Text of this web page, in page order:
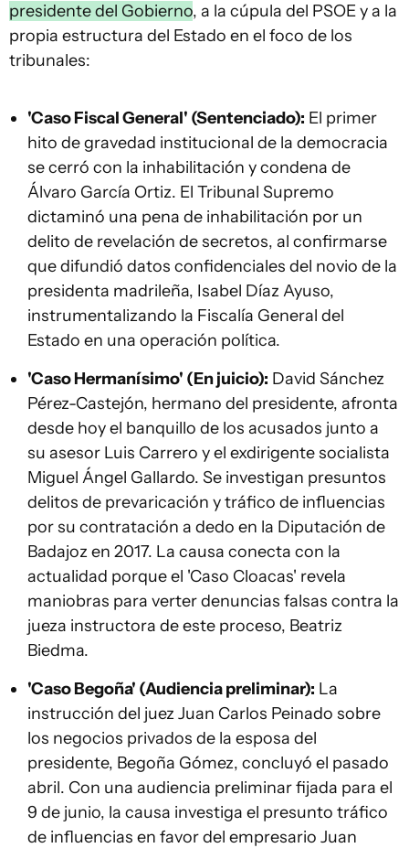
presidente del Gobierno, a la cúpula del PSOE y a la
propia estructura del Estado en el foco de los
tribunales:
'Caso Fiscal General' (Sentenciado): El primer
hito de gravedad institucional de la democracia
se cerró con la inhabilitación y condena de
Álvaro García Ortiz. El Tribunal Supremo
dictaminó una pena de inhabilitación por un
delito de revelación de secretos, al confirmarse
que difundió datos confidenciales del novio de la
presidenta madrileña, Isabel Díaz Ayuso,
instrumentalizando la Fiscalía General del
Estado en una operación política.
'Caso Hermanísimo' (En juicio): David Sánchez
Pérez-Castejón, hermano del presidente, afronta
desde hoy el banquillo de los acusados junto a
su asesor Luis Carrero y el exdirigente socialista
Miguel Ángel Gallardo. Se investigan presuntos
delitos de prevaricación y tráfico de influencias
por su contratación a dedo en la Diputación de
Badajoz en 2017. La causa conecta con la
actualidad porque el 'Caso Cloacas' revela
maniobras para verter denuncias falsas contra la
jueza instructora de este proceso, Beatriz
Biedma.
'Caso Begoña' (Audiencia preliminar): La
instrucción del juez Juan Carlos Peinado sobre
los negocios privados de la esposa del
presidente, Begoña Gómez, concluyó el pasado
abril. Con una audiencia preliminar fijada para el
9 de junio, la causa investiga el presunto tráfico
de influencias en favor del empresario Juan